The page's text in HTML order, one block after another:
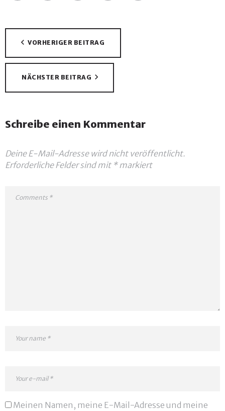
Beitragsnavigation
VORHERIGER BEITRAG
NÄCHSTER BEITRAG
Schreibe einen Kommentar
Deine E-Mail-Adresse wird nicht veröffentlicht.
Erforderliche Felder sind mit *markiert
Meinen Namen, meine E-Mail-Adresse und meine